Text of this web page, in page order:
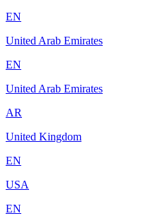
EN
United Arab Emirates
EN
United Arab Emirates
AR
United Kingdom
EN
USA
EN